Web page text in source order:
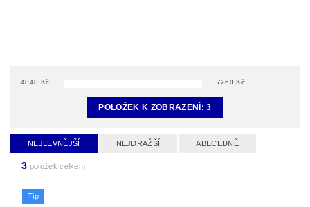
4840 Kč 7260 Kč
POLOŽEK K ZOBRAZENÍ:3
NEJLEVNĚJŠÍ NEJDRAŽŠÍ ABECEDNĚ
3 položek celkem
Tip